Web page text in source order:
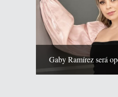
Gaby Ramírez será